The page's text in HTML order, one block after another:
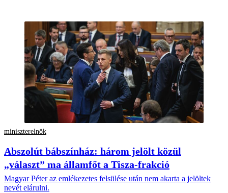
miniszterelnök
Abszolút bábszínház: három jelölt közül
„választ” ma államfőt a Tisza-frakció
Magyar Péter az emlékezetes felsülése után nem akarta a jelöltek
nevét elárulni.